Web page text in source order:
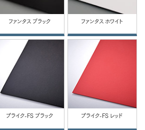
ファンタス ブラック ファンタス ホワイト
プライク-FS ブラック プライク-FS レッド